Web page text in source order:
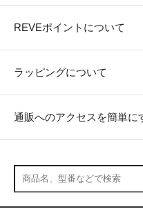
REVEポイントについて
ラッピングについて
通販へのアクセスを簡単に